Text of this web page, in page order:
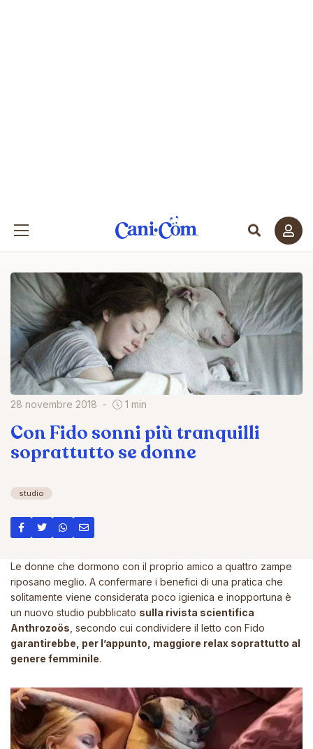
28 novembre 2018 1 min
Con Fido sonni più tranquilli
soprattutto se donne
studio
Le donne che dormono con il proprio amico a quattro zampe
riposano meglio. A confermare i benefici di una pratica che
solitamente viene considerata poco igienica e inopportuna è
un nuovo studio pubblicato sulla rivista scientifica
Anthrozoös , secondo cui condividere il letto con Fido
garantirebbe, per l’appunto, maggiore relax soprattutto al
genere femminile.